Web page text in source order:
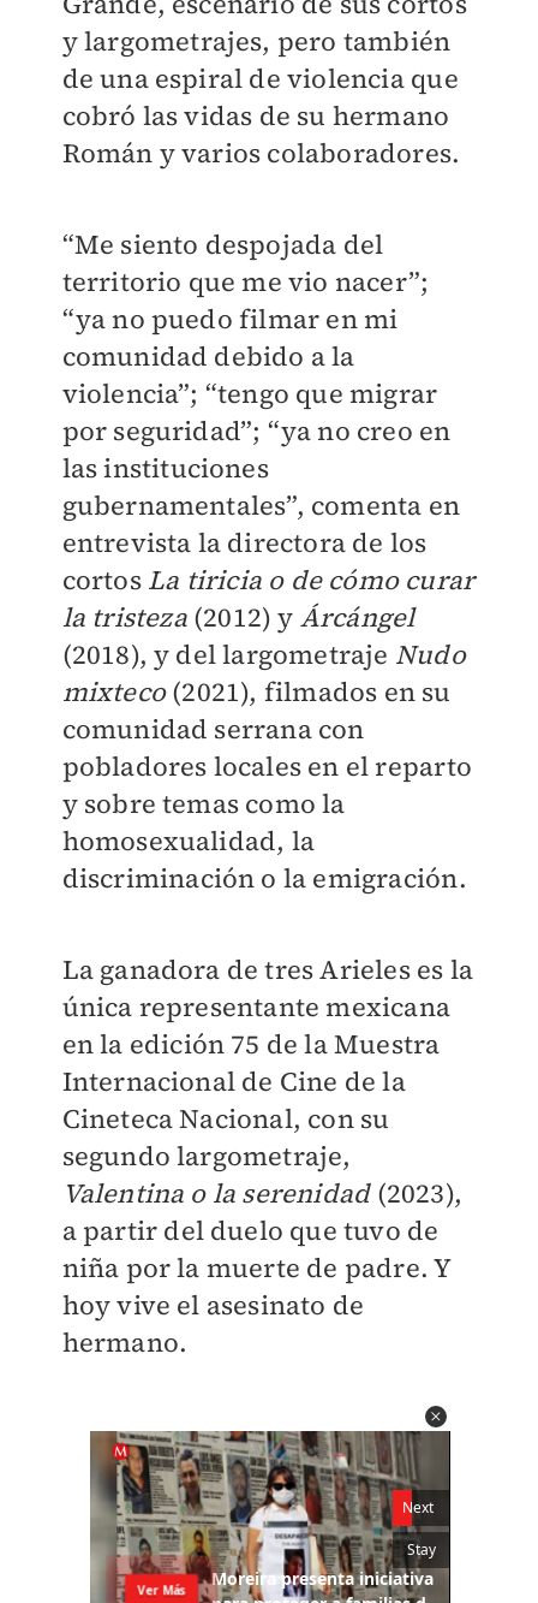
y largometrajes, pero también
de una espiral de violencia que
cobró las vidas de su hermano
Román y varios colaboradores.
“Me siento despojada del
territorio que me vio nacer”;
“ya no puedo filmar en mi
comunidad debido a la
violencia”; “tengo que migrar
por seguridad”; “ya no creo en
las instituciones
gubernamentales”, comenta en
entrevista la directora de los
cortos La tiricia o de cómo curar
la tristeza(2012) y Árcángel
(2018), y del largometraje Nudo
mixteco(2021), filmados en su
comunidad serrana con
pobladores locales en el reparto
y sobre temas como la
homosexualidad, la
discriminación o la emigración.
La ganadora de tres Arieles es la
única representante mexicana
en la edición 75 de la Muestra
Internacional de Cine de la
Cineteca Nacional, con su
segundo largometraje,
Valentina o la serenidad(2023),
a partir del duelo que tuvo de
niña por la muerte de padre. Y
hoy vive el asesinato de
hermano.